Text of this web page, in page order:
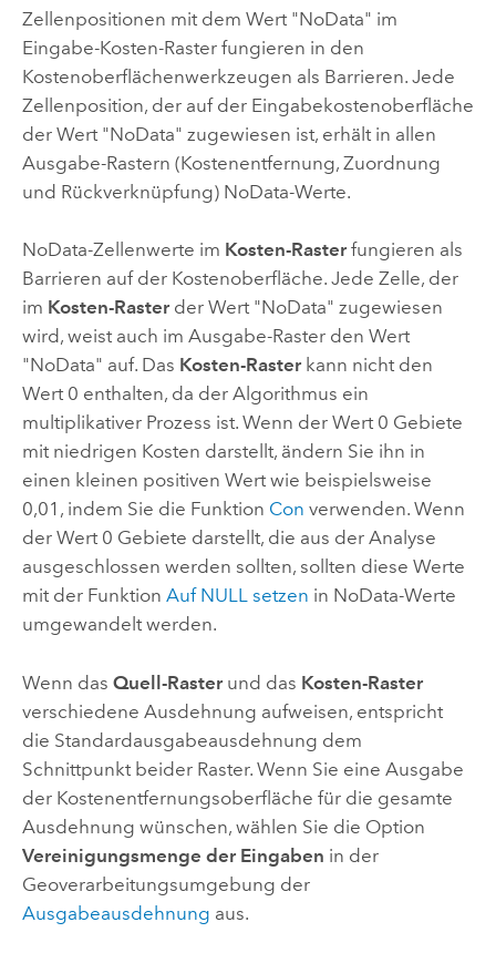
Zellenpositionen mit dem Wert "NoData" im
Eingabe-Kosten-Raster fungieren in den
Kostenoberflächenwerkzeugen als Barrieren. Jede
Zellenposition, der auf der Eingabekostenoberfläche
der Wert "NoData" zugewiesen ist, erhält in allen
Ausgabe-Rastern (Kostenentfernung, Zuordnung
und Rückverknüpfung) NoData-Werte.
NoData-Zellenwerte im Kosten-Rasterfungieren als
Barrieren auf der Kostenoberfläche. Jede Zelle, der
im Kosten-Rasterder Wert "NoData" zugewiesen
wird, weist auch im Ausgabe-Raster den Wert
"NoData" auf. Das Kosten-Rasterkann nicht den
Wert 0 enthalten, da der Algorithmus ein
multiplikativer Prozess ist. Wenn der Wert 0 Gebiete
mit niedrigen Kosten darstellt, ändern Sie ihn in
einen kleinen positiven Wert wie beispielsweise
0,01, indem Sie die Funktion Con verwenden. Wenn
der Wert 0 Gebiete darstellt, die aus der Analyse
ausgeschlossen werden sollten, sollten diese Werte
mit der Funktion Auf NULL setzen in NoData-Werte
umgewandelt werden.
Wenn das Quell-Rasterund das Kosten-Raster
verschiedene Ausdehnung aufweisen, entspricht
die Standardausgabeausdehnung dem
Schnittpunkt beider Raster. Wenn Sie eine Ausgabe
der Kostenentfernungsoberfläche für die gesamte
Ausdehnung wünschen, wählen Sie die Option
Vereinigungsmenge der Eingaben in der
Geoverarbeitungsumgebung der
Ausgabeausdehnung aus.